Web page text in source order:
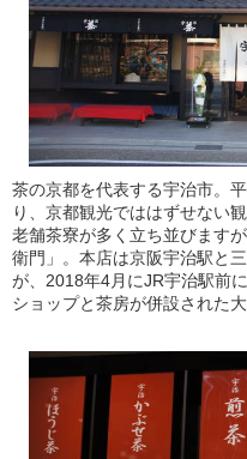
茶の京都を代表する宇治市。
り、京都観光でははずせない
老舗茶寮が多く立ち並びます
衛門」。本店は京阪宇治駅と
が、2018年4月にJR宇治駅前
ショップと茶房が併設された